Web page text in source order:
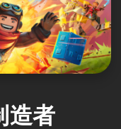
造者